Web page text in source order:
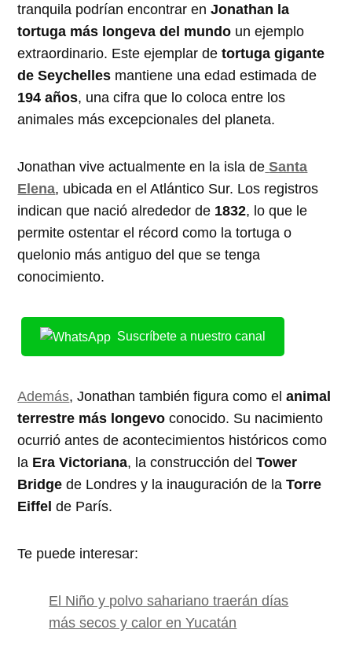
tranquila podrían encontrar enJonathan la
tortuga más longeva del mundo un ejemplo
extraordinario. Este ejemplar detortuga gigante
de Seychelles mantiene una edad estimada de
194 años, una cifra que lo coloca entre los
animales más excepcionales del planeta.
Jonathan vive actualmente en la isla de Santa
Elena, ubicada en el Atlántico Sur. Los registros
indican que nació alrededor de 1832, lo que le
permite ostentar el récord como la tortuga o
quelonio más antiguo del que se tenga
conocimiento.
Suscríbete a nuestro canal
Además, Jonathan también figura como elanimal
terrestre más longevo conocido. Su nacimiento
ocurrió antes de acontecimientos históricos como
la Era Victoriana, la construcción delTower
Bridge de Londres y la inauguración de laTorre
Eiffel de París.
Te puede interesar:
El Niño y polvo sahariano traerán días
más secos y calor en Yucatán